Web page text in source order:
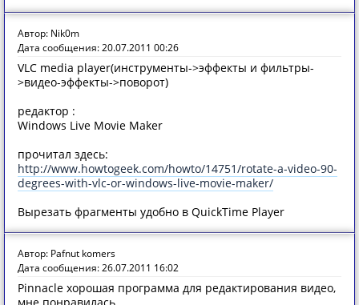
Автор: Nik0m
Дата сообщения: 20.07.2011 00:26
VLC media player(инструменты->эффекты и фильтры-
>видео-эффекты->поворот)
редактор :
Windows Live Movie Maker
прочитал здесь:
http://www.howtogeek.com/howto/14751/rotate-a-video-90-
degrees-with-vlc-or-windows-live-movie-maker/
Вырезать фрагменты удобно в QuickTime Player
Автор: Pafnut komers
Дата сообщения: 26.07.2011 16:02
Pinnacle хорошая программа для редактирования видео,